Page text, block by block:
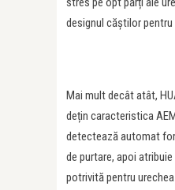
designul căștilor
Mai mult decât atât,
dețin caracteristica
detectează automat
de purtare, apoi
potrivită pentru